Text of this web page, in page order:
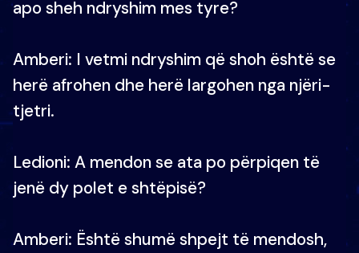
apo sheh ndryshim mes tyre?
Amberi: I vetmi ndryshim që shoh është se
herë afrohen dhe herë largohen nga njëri-
tjetri.
Ledioni: A mendon se ata po përpiqen të
jenë dy polet e shtëpisë?
Amberi: Është shumë shpejt të mendosh,